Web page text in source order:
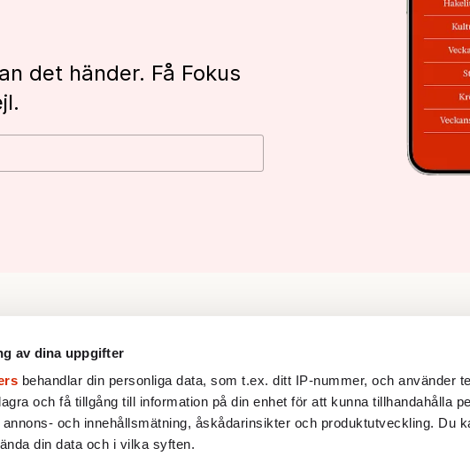
av dina uppgifter
behandlar din personliga data, som t.ex. ditt IP-nummer, och använder
och få tillgång till information på din enhet för att kunna tillhandahålla
och innehållsmätning, åskådarinsikter och produktutveckling. Du
din data och i vilka syften.
det händer. Få Fokus
Följ oss
Facebook